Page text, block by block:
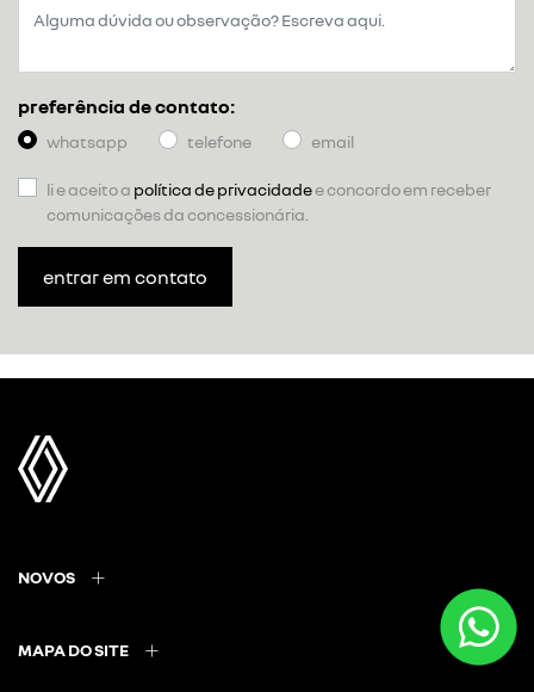
preferência de contato:
whatsapp telefone email
li e aceito a política de privacidadee concordo em receber
comunicações da concessionária.
entrar em contato
NOVOS
MAPA DO SITE